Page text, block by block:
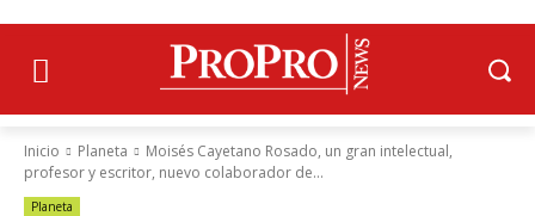
Inicio Planeta
Moisés Cayetano Rosado, un gran intelectual,
profesor y escritor, nuevo colaborador de...
Planeta